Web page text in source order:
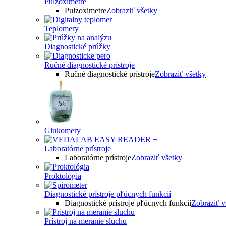
PulzoximetreZobraziť všetky
Teplomery
Diagnostické prúžky
Ručné diagnostické prístroje
Ručné diagnostické prístrojeZobraziť všetky
Glukomery
Laboratórne prístroje
Laboratórne prístrojeZobraziť všetky
Proktológia
Diagnostické prístroje pľúcnych funkcií
Diagnostické prístroje pľúcnych funkciíZobraziť
Prístroj na meranie sluchu